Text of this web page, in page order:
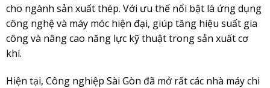
cho ngành sản xuất thép. Với ưu thế nổi bật là ứng dụng
công nghệ và máy móc hiện đại, giúp tăng hiệu suất gia
công và nâng cao năng lực kỹ thuật trong sản xuất cơ
khí.
Hiện tại, Công nghiệp Sài Gòn đã mở rất các nhà máy chi